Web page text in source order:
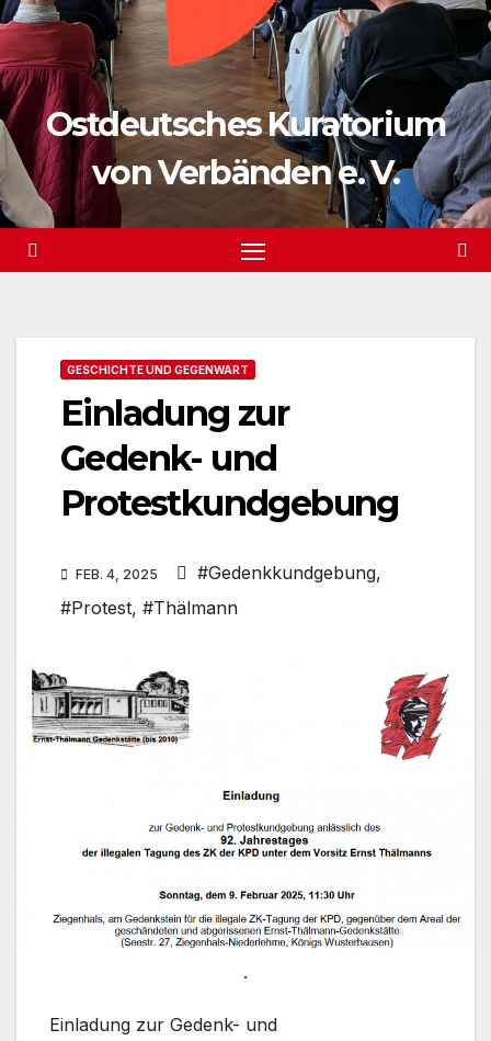
Ostdeutsches Kuratorium
von Verbänden e. V.
GESCHICHTE UND GEGENWART
Einladung zur
Gedenk- und
Protestkundgebung
FEB. 4, 2025 #Gedenkkundgebung,
#Protest, #Thälmann
.
Einladung zur Gedenk- und